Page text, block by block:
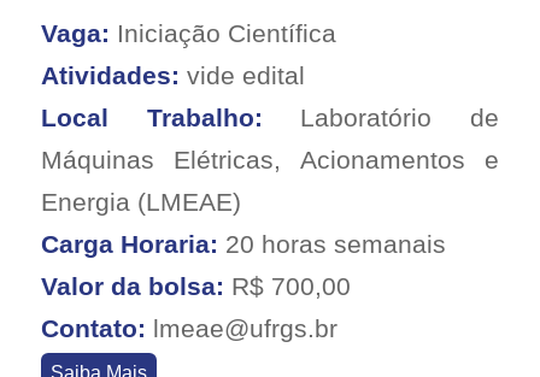
Vaga: Iniciação Científica
Atividades: vide edital
Local Trabalho: Laboratório de
Máquinas Elétricas, Acionamentos e
Energia (LMEAE)
Carga Horaria: 20 horas semanais
Valor da bolsa: R$ 700,00
Contato: lmeae@ufrgs.br